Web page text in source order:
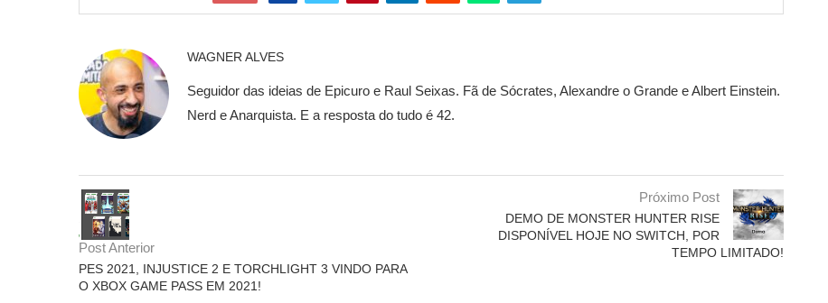
WAGNER ALVES
Seguidor das ideias de Epicuro e Raul Seixas. Fã de Sócrates, Alexandre o Grande e Albert Einstein.
Nerd e Anarquista. E a resposta do tudo é 42.
Post Anterior
PES 2021, INJUSTICE 2 E TORCHLIGHT 3 VINDO PARA
O XBOX GAME PASS EM 2021!
Próximo Post
DEMO DE MONSTER HUNTER RISE
DISPONÍVEL HOJE NO SWITCH, POR
TEMPO LIMITADO!